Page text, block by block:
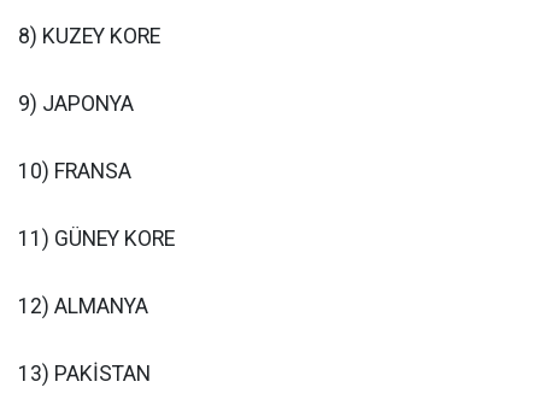
8) KUZEY KORE
9) JAPONYA
10) FRANSA
11) GÜNEY KORE
12) ALMANYA
13) PAKİSTAN